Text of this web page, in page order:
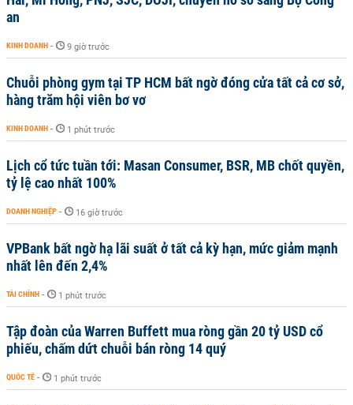
an
KINH DOANH - 9 giờ trước
Chuỗi phòng gym tại TP HCM bất ngờ đóng cửa tất cả cơ sở,
hàng trăm hội viên bơ vơ
KINH DOANH - 1 phút trước
Lịch cổ tức tuần tới: Masan Consumer, BSR, MB chốt quyền,
tỷ lệ cao nhất 100%
DOANH NGHIỆP - 16 giờ trước
VPBank bất ngờ hạ lãi suất ở tất cả kỳ hạn, mức giảm mạnh
nhất lên đến 2,4%
TÀI CHÍNH - 1 phút trước
Tập đoàn của Warren Buffett mua ròng gần 20 tỷ USD cổ
phiếu, chấm dứt chuỗi bán ròng 14 quý
QUỐC TẾ - 1 phút trước